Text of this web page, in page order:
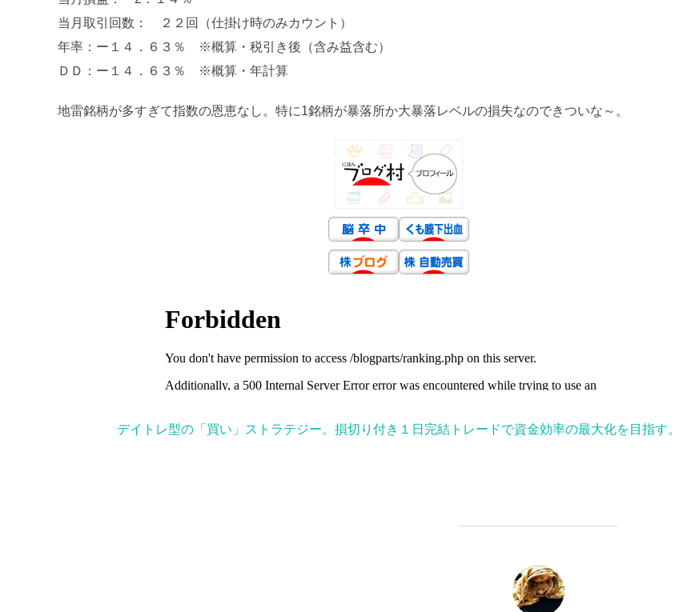
当月取引回数： ２２回（仕掛け時のみカウント）
年率：ー１４．６３％ ※概算・税引き後（含み益含む）
ＤＤ：ー１４．６３％ ※概算・年計算
地雷銘柄が多すぎて指数の恩恵なし。特に1銘柄が暴落所か大暴落レベルの損失なのできついな～。
デイトレ型の「買い」ストラテジー。損切り付き１日完結トレードで資金効率の最大化を目指す。
投稿者